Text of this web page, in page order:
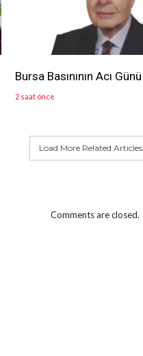
Bursa Basınının Acı Günü
2 saat önce
Load More Related Articles
Comments are closed.